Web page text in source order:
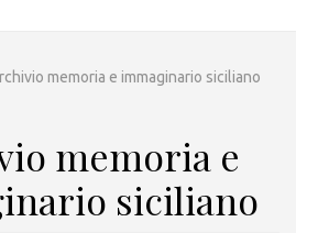
memoria e immaginario siciliano
memoria e
siciliano